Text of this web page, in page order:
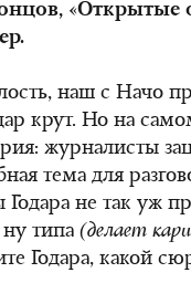
«Открытые
наш с Начо
крут. Но на
журналисты
тема для
не так уж
типа (делает
Годара, какой